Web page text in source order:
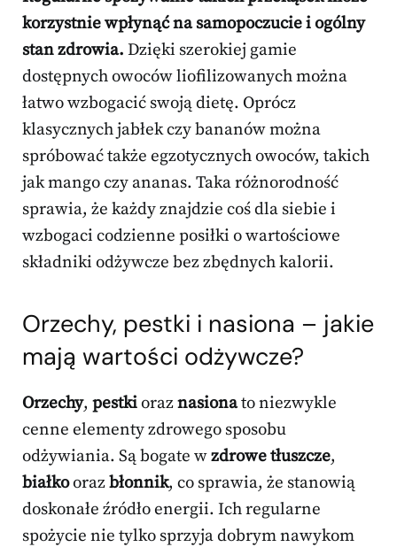
korzystnie wpłynąć na samopoczucie i ogólny
stan zdrowia. Dzięki szerokiej gamie
dostępnych owoców liofilizowanych można
łatwo wzbogacić swoją dietę. Oprócz
klasycznych jabłek czy bananów można
spróbować także egzotycznych owoców, takich
jak mango czy ananas. Taka różnorodność
sprawia, że każdy znajdzie coś dla siebie i
wzbogaci codzienne posiłki o wartościowe
składniki odżywcze bez zbędnych kalorii.
Orzechy, pestki i nasiona – jakie
mają wartości odżywcze?
Orzechy, pestkioraznasionato niezwykle
cenne elementy zdrowego sposobu
odżywiania. Są bogate wzdrowe tłuszcze,
białkoorazbłonnik, co sprawia, że stanowią
doskonałe źródło energii. Ich regularne
spożycie nie tylko sprzyja dobrym nawykom